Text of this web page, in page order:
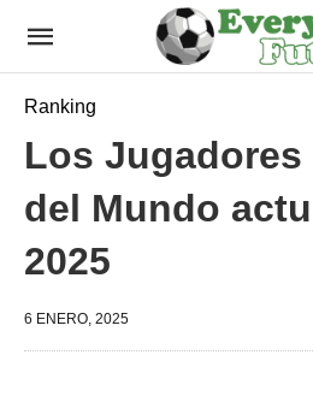
Ranking
Los Jugadores
del Mundo
2025
6 ENERO, 2025